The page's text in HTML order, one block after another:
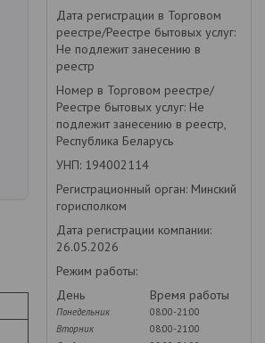
Дата регистрации в Торговом
реестре/Реестре бытовых услуг:
Не подлежит занесению в
реестр
Номер в Торговом реестре/
Реестре бытовых услуг: Не
подлежит занесению в реестр,
Республика Беларусь
УНП: 194002114
Регистрационный орган: Минский
горисполком
Дата регистрации компании:
26.05.2026
Режим работы:
День
Время работы
Понедельник
08:00-21:00
Вторник
08:00-21:00